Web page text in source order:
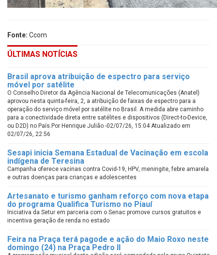
Fonte: Ccom
ÚLTIMAS NOTÍCIAS
Brasil aprova atribuição de espectro para serviço
móvel por satélite
O Conselho Diretor da Agência Nacional de Telecomunicações (Anatel)
aprovou nesta quinta-feira, 2, a atribuição de faixas de espectro para a
operação do serviço móvel por satélite no Brasil. A medida abre caminho
para a conectividade direta entre satélites e dispositivos (Direct-to-Device,
ou D2D) no País.Por Henrique Julião -02/07/26, 15:04 Atualizado em
02/07/26, 22:56
Sesapi inicia Semana Estadual de Vacinação em escola
indígena de Teresina
Campanha oferece vacinas contra Covid-19, HPV, meningite, febre amarela
e outras doenças para crianças e adolescentes
Artesanato e turismo ganham reforço com nova etapa
do programa Qualifica Turismo no Piauí
Iniciativa da Setur em parceria com o Senac promove cursos gratuitos e
incentiva geração de renda no estado
Feira na Praça terá pagode e ação do Maio Roxo neste
domingo (24) na Praça Pedro II